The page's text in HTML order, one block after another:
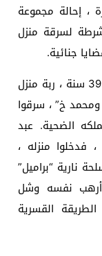
، إحالة مجموعة
لسرقة منزل
جنائية.
كشفت تحقيقات النيابة العامة أن “ولاء ر. 39 سنة ، ربة منزل
م. ومحمد خ” ، سرقوا
الضحية. عبد
فدخلوا منزله ،
نارية “براميل”
نفسه وشل
القسرية